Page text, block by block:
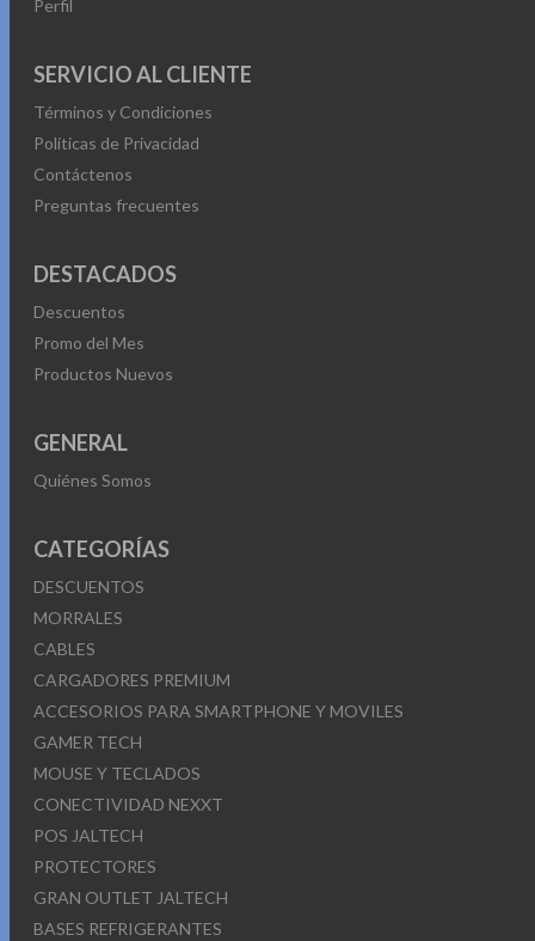
Perfil
SERVICIO AL CLIENTE
Términos y Condiciones
Políticas de Privacidad
Contáctenos
Preguntas frecuentes
DESTACADOS
Descuentos
Promo del Mes
Productos Nuevos
GENERAL
Quiénes Somos
CATEGORÍAS
DESCUENTOS
MORRALES
CABLES
CARGADORES PREMIUM
ACCESORIOS PARA SMARTPHONE Y MOVILES
GAMER TECH
MOUSE Y TECLADOS
CONECTIVIDAD NEXXT
POS JALTECH
PROTECTORES
GRAN OUTLET JALTECH
BASES REFRIGERANTES